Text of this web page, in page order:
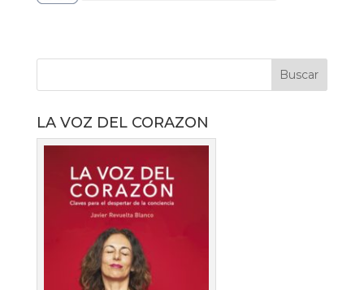
LA VOZ DEL CORAZON